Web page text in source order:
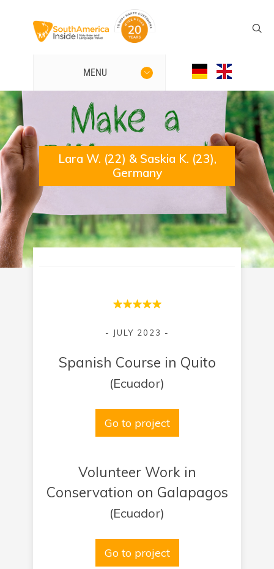
MENU
Lara W. (22) & Saskia K. (23),
Germany
- JULY 2023 -
Spanish Course in Quito
(Ecuador)
Go to project
Volunteer Work in
Conservation on Galapagos
(Ecuador)
Go to project